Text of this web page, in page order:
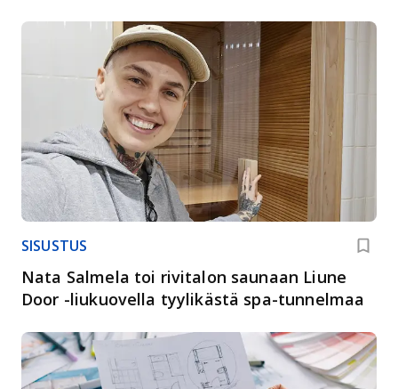
SISUSTUS
Nata Salmela toi rivitalon saunaan Liune
Door -liukuovella tyylikästä spa-tunnelmaa